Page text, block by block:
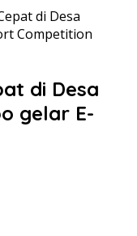
di Desa
Competition
di Desa
gelar E-